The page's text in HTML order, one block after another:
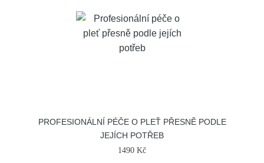
PROFESIONÁLNÍ PÉČE O PLEŤ PŘESNĚ PODLE
JEJÍCH POTŘEB
1490 Kč